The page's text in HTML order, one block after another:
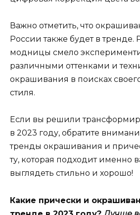
Важно отметить, что
России также будет в тренде.
модницы смело
различными оттенками и
окрашивания в поисках
стиля.
Если вы решили
в 2023 году, обратите
тренды окрашивания и
ту, которая подходит именно
выглядеть стильно и хорошо!
Какие прически и